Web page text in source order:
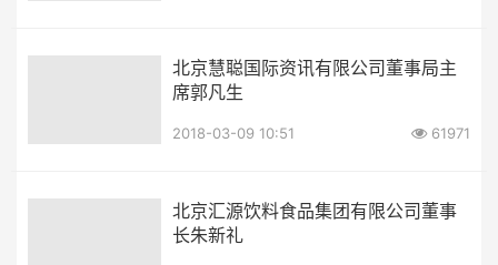
北京慧聪国际资讯有限公司董事局主
席郭凡生
2018-03-09 10:51 61971
北京汇源饮料食品集团有限公司董事
长朱新礼